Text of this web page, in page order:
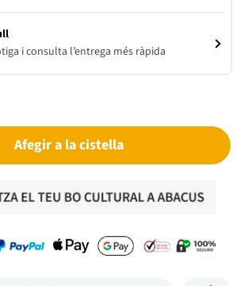
i consulta l’entrega més ràpida
Afegir a la cistella